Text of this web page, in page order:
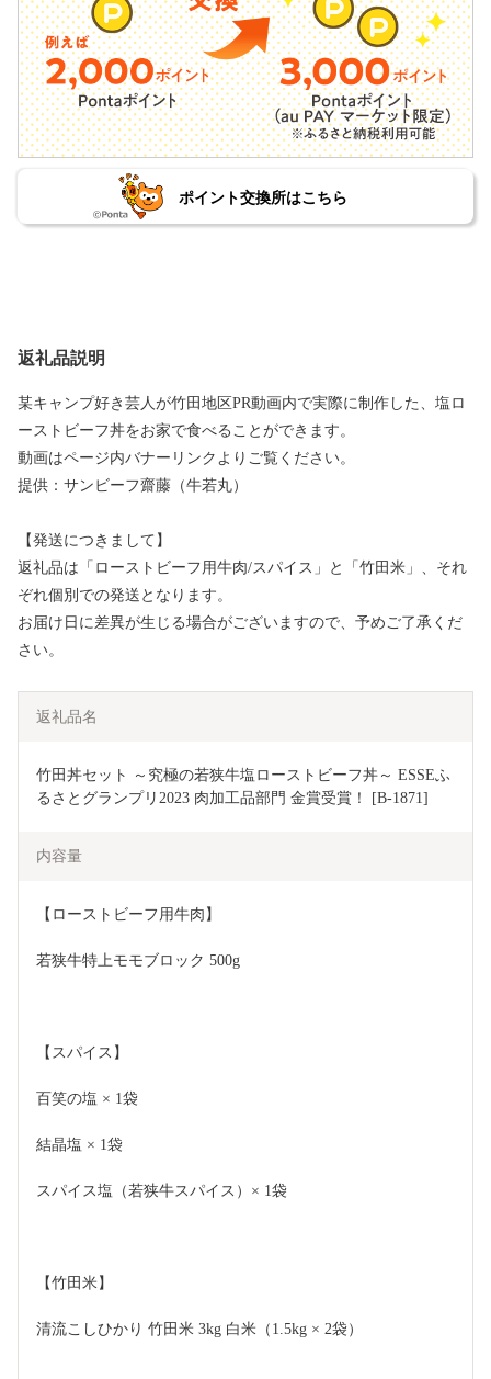
ポイント交換所はこちら
返礼品説明
某キャンプ好き芸人が竹田地区PR動画内で実際に制作した、塩ロ
ーストビーフ丼をお家で食べることができます。
動画はページ内バナーリンクよりご覧ください。
提供：サンビーフ齋藤（牛若丸）
【発送につきまして】
返礼品は「ローストビーフ用牛肉/スパイス」と「竹田米」、それ
ぞれ個別での発送となります。
お届け日に差異が生じる場合がございますので、予めご了承くだ
さい。
返礼品名
竹田丼セット ～究極の若狭牛塩ローストビーフ丼～ ESSEふ
るさとグランプリ2023 肉加工品部門 金賞受賞！ [B-1871]
内容量
【ローストビーフ用牛肉】
若狭牛特上モモブロック 500g
【スパイス】
百笑の塩 × 1袋
結晶塩 × 1袋
スパイス塩（若狭牛スパイス）× 1袋
【竹田米】
清流こしひかり 竹田米 3kg 白米（1.5kg × 2袋）